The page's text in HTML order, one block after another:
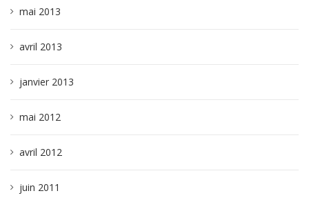
mai 2013
avril 2013
janvier 2013
mai 2012
avril 2012
juin 2011